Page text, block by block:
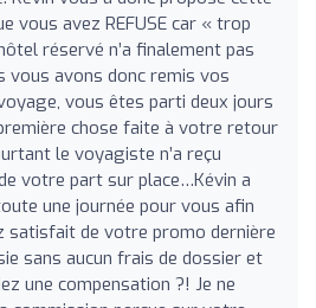
vous avez REFUSE car « trop
réservé n’a finalement pas
vous avons donc remis vos
vous êtes parti deux jours
chose faite à votre retour
le voyagiste n’a reçu
votre part sur place…Kévin a
une journée pour vous afin
satisfait de votre promo dernière
sans aucun frais de dossier et
une compensation ?! Je ne